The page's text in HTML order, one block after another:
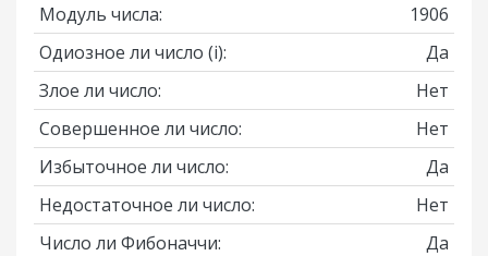
Модуль числа:
1906
Одиозное ли число (i):
Да
Злое ли число:
Нет
Совершенное ли число:
Нет
Избыточное ли число:
Да
Недостаточное ли число:
Нет
Число ли Фибоначчи:
Да